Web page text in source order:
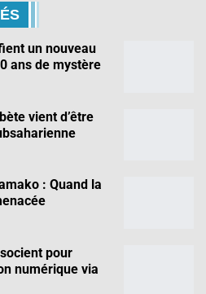
un nouveau
ans de mystère
vient d’être
: Quand la
pour
numérique via